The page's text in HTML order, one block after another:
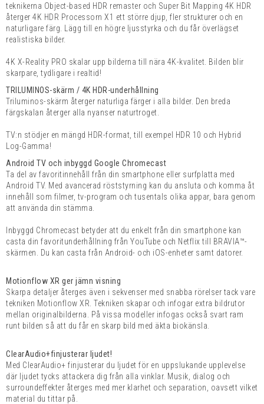
teknikerna Object-based HDR remaster och Super Bit Mapping 4K HDR
återger 4K HDR Processorn X1 ett större djup, fler strukturer och en
naturligare färg. Lägg till en högre ljusstyrka och du får överlägset
realistiska bilder.
4K X-Reality PRO skalar upp bilderna till nära 4K-kvalitet. Bilden blir
skarpare, tydligare i realtid!
TRILUMINOS-skärm / 4K HDR-underhållning
Triluminos-skärm återger naturliga färger i alla bilder. Den breda
färgskalan återger alla nyanser naturtroget.
TV:n stödjer en mängd HDR-format, till exempel HDR 10 och Hybrid
Log-Gamma!
Android TV och inbyggd Google Chromecast
Ta del av favoritinnehåll från din smartphone eller surfplatta med
Android TV. Med avancerad röststyrning kan du ansluta och komma åt
innehåll som filmer, tv-program och tusentals olika appar, bara genom
att använda din stämma.
Inbyggd Chromecast betyder att du enkelt från din smartphone kan
casta din favoritunderhållning från YouTube och Netflix till BRAVIA™-
skärmen. Du kan casta från Android- och iOS-enheter samt datorer.
Motionflow XR ger jämn visning
Skarpa detaljer återges även i sekvenser med snabba rörelser tack vare
tekniken Motionflow XR. Tekniken skapar och infogar extra bildrutor
mellan originalbilderna. På vissa modeller infogas också svart ram
runt bilden så att du får en skarp bild med äkta biokänsla.
ClearAudio+finjusterar ljudet!
Med ClearAudio+ finjusterar du ljudet för en uppslukande upplevelse
där ljudet tycks attackera dig från alla vinklar. Musik, dialog och
surroundeffekter återges med mer klarhet och separation, oavsett vilket
material du tittar på.